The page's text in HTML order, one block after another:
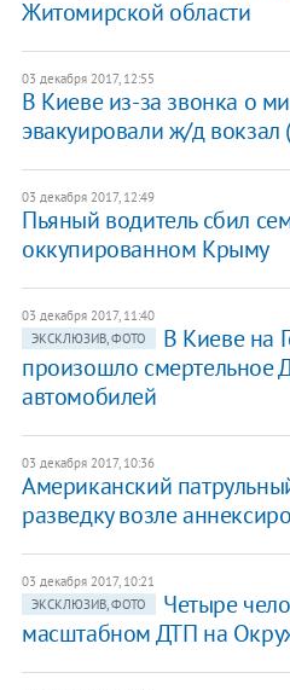
Житомирской области
03 декабря 2017, 12:55
В Киеве из-за звонка о
эвакуировали ж/д вокзал
03 декабря 2017, 12:49
Пьяный водитель сбил
оккупированном Крыму
03 декабря 2017, 11:40
ЭКСКЛЮЗИВ, ФОТО
В Киеве на
произошло смертельное
автомобилей
03 декабря 2017, 10:36
Американский
разведку возле
03 декабря 2017, 10:21
ЭКСКЛЮЗИВ, ФОТО
Четыре
масштабном ДТП на